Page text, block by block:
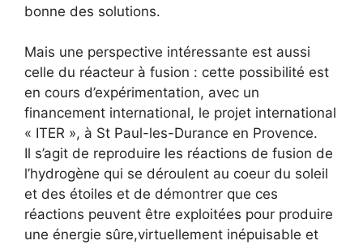
bonne des solutions.
Mais une perspective intéressante est aussi
celle du réacteur à fusion : cette possibilité est
en cours d’expérimentation, avec un
financement international, le projet international
« ITER », à St Paul-les-Durance en Provence.
Il s’agit de reproduire les réactions de fusion de
l’hydrogène qui se déroulent au coeur du soleil
et des étoiles et de démontrer que ces
réactions peuvent être exploitées pour produire
une énergie sûre,virtuellement inépuisable et